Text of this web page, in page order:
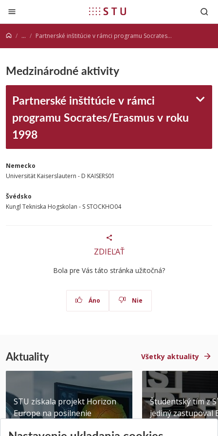
Prejsť na obsah
... Partnerské inštitúcie v rámci programu Socrates/Erasmus v roku 1998
Medzinárodné aktivity
Partnerské inštitúcie v rámci
programu Socrates/Erasmus v roku
1998
Nemecko
Universität Kaiserslautern - D KAISERS01
Švédsko
Kungl Tekniska Hogskolan - S STOCKHO04
ZDIEĽAŤ
Bola pre Vás táto stránka užitočná?
Áno Nie
Aktuality Všetky aktuality
STU získala projekt Horizon
Europe na posilnenie
Študentský tím z
jediný zastupoval